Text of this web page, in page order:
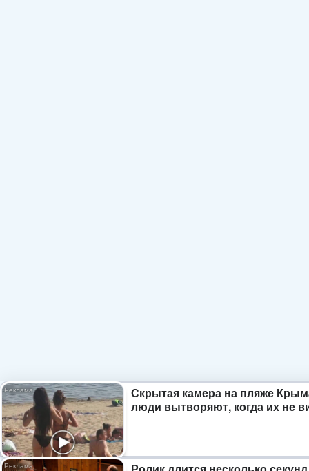
Скрытая камера на пляже
люди вытворяют, когда их не